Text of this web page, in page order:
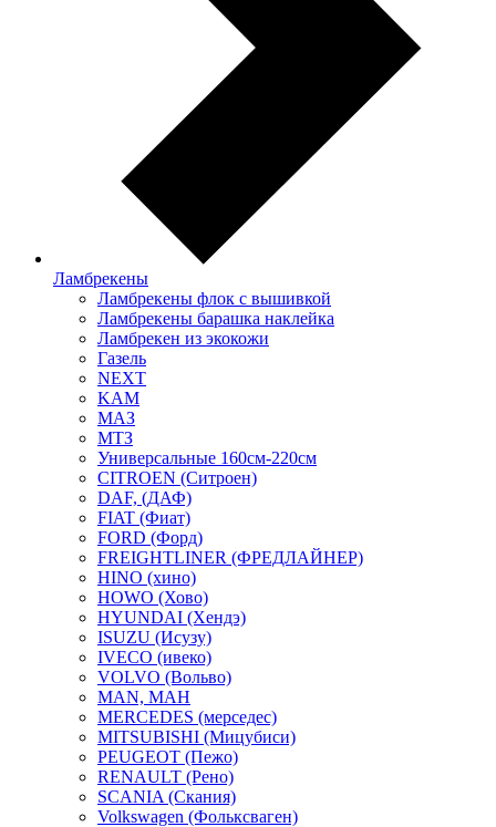
Ламбрекены
Ламбрекены флок с вышивкой
Ламбрекены барашка наклейка
Ламбрекен из экокожи
Газель
NEXT
KAM
МАЗ
МТЗ
Универсальные 160см-220см
CITROEN (Ситроен)
DAF, (ДАФ)
FIAT (Фиат)
FORD (Форд)
FREIGHTLINER (ФРЕДЛАЙНЕР)
HINO (хино)
HOWO (Хово)
HYUNDAI (Хендэ)
ISUZU (Исузу)
IVECO (ивеко)
VOLVO (Вольво)
MAN, МАН
MERCEDES (мерседес)
MITSUBISHI (Мицубиси)
PEUGEOT (Пежо)
RENAULT (Рено)
SCANIA (Скания)
Volkswagen (Фольксваген)